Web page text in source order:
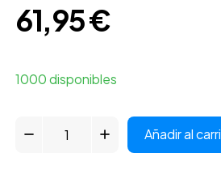
61,95€
1000 disponibles
Añadir al